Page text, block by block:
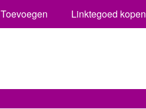
Toevoegen Linktegoed kopen